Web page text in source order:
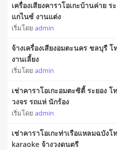
เครื่องเสียงคาราโอเกะบ้านค่าย
แกไนซ์ งานแต่ง
เริ่มโดย admin
จ้างเครื่องเสียงอมตะนคร ชลบุรี โ
งานเลี้ยง
เริ่มโดย admin
เช่าคาราโอเกะอมตะซิตี้ ระยอง
วงจร รถแห่ นักร้อง
เริ่มโดย admin
เช่าคาราโอเกะท่าเรือแหลมฉบังโ
karaoke จ้างวงดนตรี